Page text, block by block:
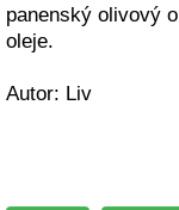
panenský olivový
oleje.
Autor: Liv